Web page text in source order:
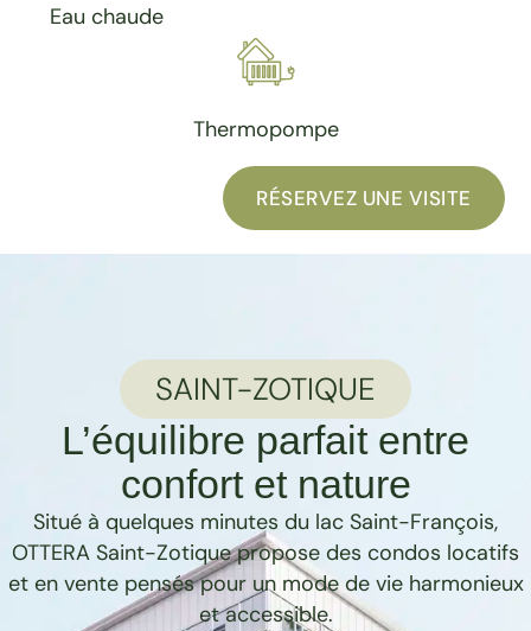
Eau chaude
Thermopompe
RÉSERVEZ UNE VISITE
SAINT-ZOTIQUE
L’équilibre parfait entre
confort et nature
Situé à quelques minutes du lac Saint-François,
OTTERA Saint-Zotique propose des condos locatifs
et en vente pensés pour un mode de vie harmonieux
et accessible.